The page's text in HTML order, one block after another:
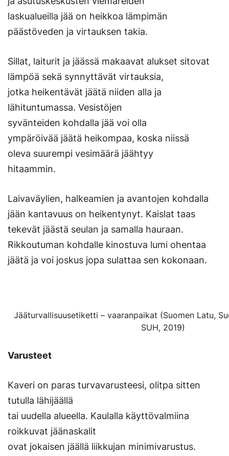
laskualueilla jää on heikkoa lämpimän
päästöveden ja virtauksen takia.
Sillat, laiturit ja jäässä makaavat alukset sitovat
lämpöä sekä synnyttävät virtauksia,
jotka heikentävät jäätä niiden alla ja
lähituntumassa. Vesistöjen
syvänteiden kohdalla jää voi olla
ympäröivää jäätä heikompaa, koska niissä
oleva suurempi vesimäärä jäähtyy
hitaammin.
Laivaväylien, halkeamien ja avantojen kohdalla
jään kantavuus on heikentynyt. Kaislat taas
tekevät jäästä seulan ja samalla hauraan.
Rikkoutuman kohdalle kinostuva lumi ohentaa
jäätä ja voi joskus jopa sulattaa sen kokonaan.
Jääturvallisuusetiketti – vaaranpaikat (Suomen Latu,
SUH, 2019)
Varusteet
Kaveri on paras turvavarusteesi, olitpa sitten
tutulla lähijäällä
tai uudella alueella. Kaulalla käyttövalmiina
roikkuvat jäänaskalit
ovat jokaisen jäällä liikkujan minimivarustus.